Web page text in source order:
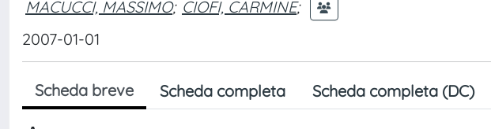
MACUCCI, MASSIMO; CIOFI, CARMINE;
2007-01-01
Scheda breve Scheda completa Scheda completa (DC)